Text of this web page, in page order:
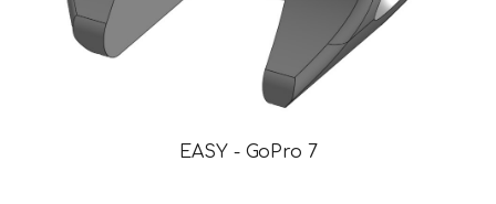
EASY - GoPro 7